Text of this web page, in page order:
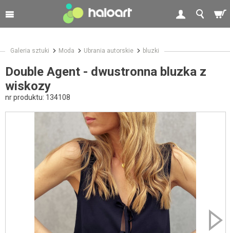
Galeria sztuki Moda Ubrania autorskie bluzki
Double Agent - dwustronna bluzka z
wiskozy
nr produktu: 134108